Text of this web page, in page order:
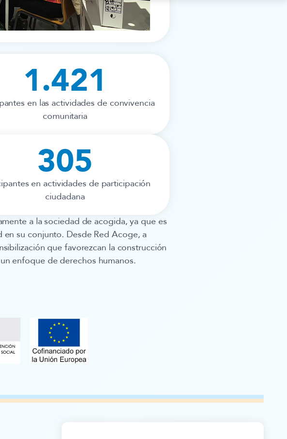
1.421
en las actividades de convivencia
comunitaria
305
en actividades de participación
ciudadana
a la sociedad de acogida, ya que es
su conjunto. Desde Red Acoge, a
que favorezcan la construcción
enfoque de derechos humanos.